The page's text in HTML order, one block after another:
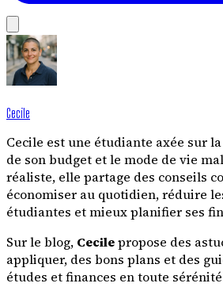
Cecile
Cecile est une étudiante axée sur
de son budget et le mode de vie
réaliste, elle partage des conseils
économiser au quotidien, réduire
étudiantes et mieux planifier ses
Sur le blog, Cecilepropose des
appliquer, des bons plans et des
études et finances en toute